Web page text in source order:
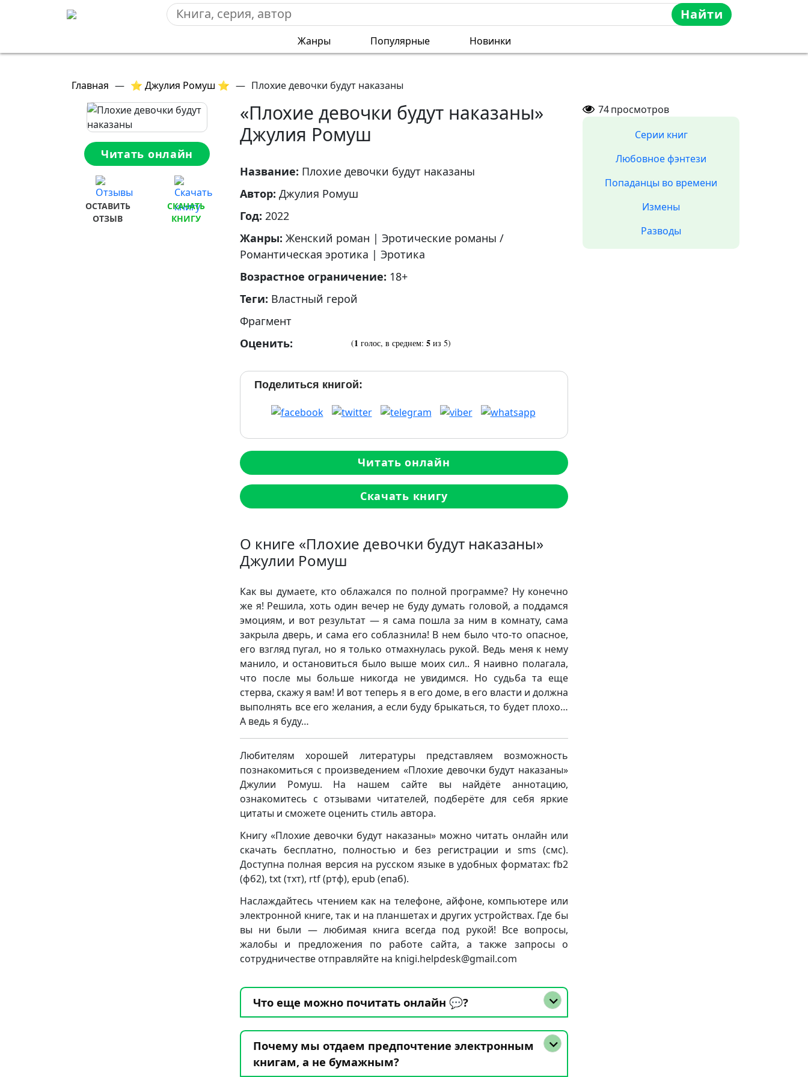
Найти
Жанры Популярные Новинки
Главная — ⭐ Джулия Ромуш ⭐ — Плохие девочки будут наказаны
Читать онлайн
ОСТАВИТЬ
ОТЗЫВ
СКАЧАТЬ
КНИГУ
«Плохие девочки будут наказаны»
Джулия Ромуш
Название: Плохие девочки будут наказаны
Автор: Джулия Ромуш
Год: 2022
Жанры: Женский роман | Эротические романы /
Романтическая эротика | Эротика
Возрастное ограничение: 18+
Теги: Властный герой
Фрагмент
Оценить:
(1 голос, в среднем: 5 из 5)
Поделиться книгой:
Читать онлайн
Скачать книгу
О книге «Плохие девочки будут наказаны»
Джулии Ромуш
Как вы думаете, кто облажался по полной программе? Ну конечно
же я! Решила, хоть один вечер не буду думать головой, а поддамся
эмоциям, и вот результат — я сама пошла за ним в комнату, сама
закрыла дверь, и сама его соблазнила! В нем было что-то опасное,
его взгляд пугал, но я только отмахнулась рукой. Ведь меня к нему
манило, и остановиться было выше моих сил.. Я наивно полагала,
что после мы больше никогда не увидимся. Но судьба та еще
стерва, скажу я вам! И вот теперь я в его доме, в его власти и должна
выполнять все его желания, а если буду брыкаться, то будет плохо…
А ведь я буду…
Любителям хорошей литературы представляем возможность
познакомиться с произведением «Плохие девочки будут наказаны»
Джулии Ромуш. На нашем сайте вы найдёте аннотацию,
ознакомитесь с отзывами читателей, подберёте для себя яркие
цитаты и сможете оценить стиль автора.
Книгу «Плохие девочки будут наказаны» можно читать онлайн или
скачать бесплатно, полностью и без регистрации и sms (смс).
Доступна полная версия на русском языке в удобных форматах: fb2
(фб2), txt (тхт), rtf (ртф), epub (епаб).
Наслаждайтесь чтением как на телефоне, айфоне, компьютере или
электронной книге, так и на планшетах и других устройствах. Где бы
вы ни были — любимая книга всегда под рукой! Все вопросы,
жалобы и предложения по работе сайта, а также запросы о
сотрудничестве отправляйте на knigi.helpdesk@gmail.com
Что еще можно почитать онлайн 💬?
Почему мы отдаем предпочтение электронным
книгам, а не бумажным?
74просмотров
Серии книг
Любовное фэнтези
Попаданцы во времени
Измены
Разводы